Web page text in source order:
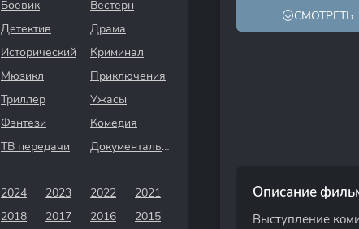
СМОТРЕТЬ
Описание
Выступление
Боевик
Вестерн
Детектив
Драма
Исторический
Криминал
Мюзикл
Приключения
Триллер
Ужасы
Фэнтези
Комедия
ТВ передачи Документальный
2024 2023 2022
2021
2018 2017 2016 2015